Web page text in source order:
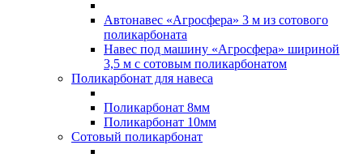
Автонавес «Агросфера» 3 м из сотового
поликарбоната
Навес под машину «Агросфера» шириной
3,5 м с сотовым поликарбонатом
Поликарбонат для навеса
Поликарбонат 8мм
Поликарбонат 10мм
Сотовый поликарбонат